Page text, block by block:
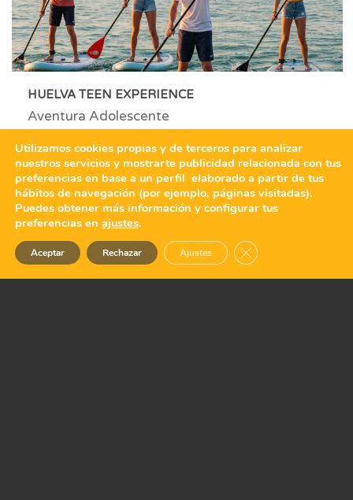
HUELVA TEEN EXPERIENCE
Aventura Adolescente
Utilizamos cookies propias y de terceros para analizar
nuestros servicios y mostrarte publicidad relacionada con tus
preferencias en base a un perfil elaborado a partir de tus
hábitos de navegación (por ejemplo, páginas visitadas).
Puedes obtener más información y configurar tus
preferencias en ajustes.
Aceptar Rechazar Ajustes Cerrar el banner de